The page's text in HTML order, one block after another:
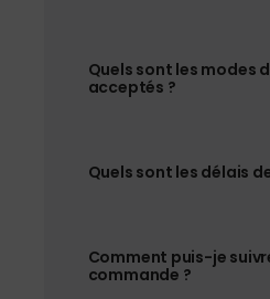
Quels sont les modes
acceptés ?
Quels sont les délais
Comment puis-je
commande ?